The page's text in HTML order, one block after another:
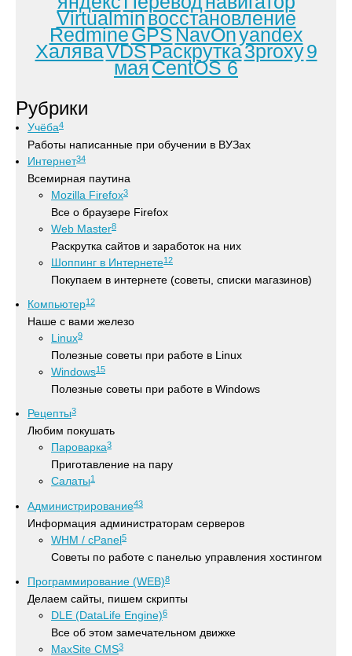
Virtualminвосстановление
RedmineGPSNavOnyandex
ХаляваVDSРаскрутка3proxy9
маяCentOS 6
Рубрики
Учёба4
Работы написанные при обучении в ВУЗах
Интернет34
Всемирная паутина
Mozilla Firefox3
Все о браузере Firefox
Web Master8
Раскрутка сайтов и заработок на них
Шоппинг в Интернете12
Покупаем в интернете (советы, списки магазинов)
Компьютер12
Наше с вами железо
Linux9
Полезные советы при работе в Linux
Windows15
Полезные советы при работе в Windows
Рецепты3
Любим покушать
Пароварка3
Приготавление на пару
Салаты1
Администрирование43
Информация администраторам серверов
WHM / cPanel5
Советы по работе с панелью управления хостингом
Программирование (WEB)8
Делаем сайты, пишем скрипты
DLE (DataLife Engine)6
Все об этом замечательном движке
MaxSite CMS3